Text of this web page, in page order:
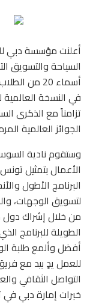
أعلنت مؤسسة دبي
السياحة والتسويق
أسماء 20
في النسخة العالمية
تزامناً مع الذكرى
الجوائز العالمية
وستقوم نادية
الأعمال بتمثيل
البرنامج الأطول
لتسويق الوجهات،
من خلال إشراك دول
الطويلة للبرنامج
أفضل وألمع طلبة
للعمل يدٍ بيد مع
التواصل الثقافي
خبرات إمارة دبي